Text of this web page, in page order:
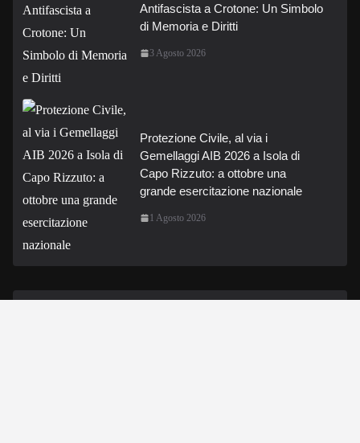
Antifascista a Crotone: Un Simbolo
di Memoria e Diritti
3 Agosto 2026
Protezione Civile, al via i
Gemellaggi AIB 2026 a Isola di
Capo Rizzuto: a ottobre una
grande esercitazione nazionale
1 Agosto 2026